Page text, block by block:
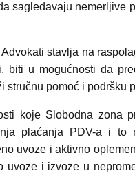
sagledavaju nemerljive
stavlja na
biti u mogućnosti da
stručnu pomoć i podršku
koje Slobodna zona
plaćanja PDV-a i
uvoze i aktivno
uvoze i izvoze u